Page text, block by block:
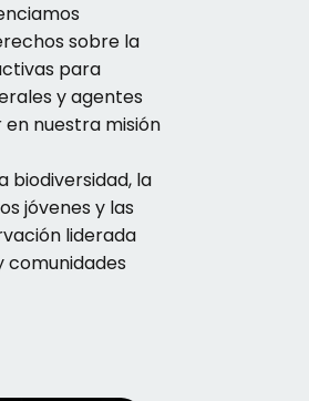
sobre la
para
y agentes
nuestra misión
biodiversidad, la
jóvenes y las
liderada
comunidades